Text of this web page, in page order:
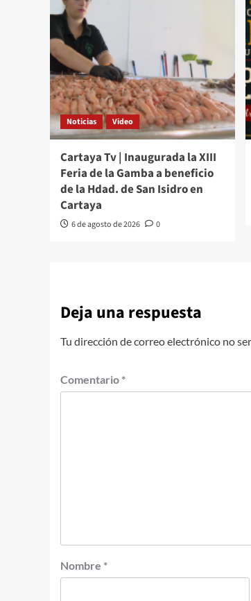
Noticias Video
Cartaya Tv | Inaugurada la XIII
Feria de la Gamba a beneficio
de la Hdad. de San Isidro en
Cartaya
6 de agosto de 2026 0
Deja una respuesta
Tu dirección de correo electrónico no
Comentario *
Nombre *